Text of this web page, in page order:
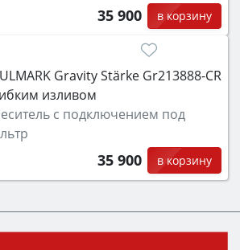
35 900 в корзину
Gravity Stärke Gr213888-CR
изливом
с подключением под
35 900 в корзину